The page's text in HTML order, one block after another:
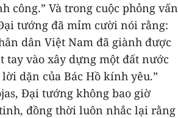
công.” Và trong cuộc phỏng vấn
tướng đã mỉm cười nói rằng:
dân Việt Nam đã giành được
tay vào xây dựng một đất nước
dặn của Bác Hồ kính yêu.”
Đại tướng không bao giờ
đồng thời luôn nhắc lại rằng